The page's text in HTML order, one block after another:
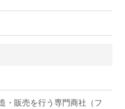
・販売を行う専門商社（フ